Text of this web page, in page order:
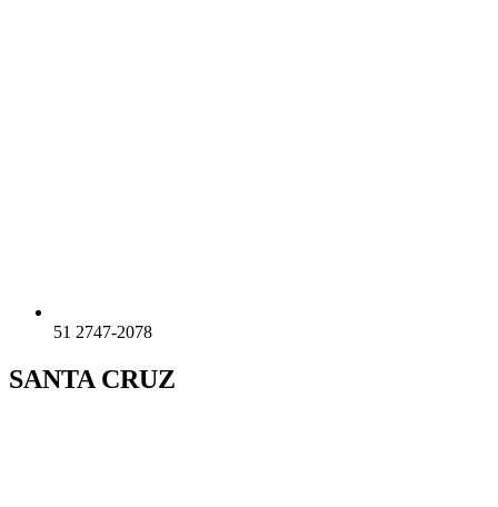
51 2747-2078
SANTA CRUZ